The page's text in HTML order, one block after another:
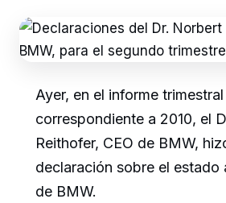
Ayer, en el informe
correspondiente a 2010, el
Reithofer, CEO de BMW,
declaración sobre el estado
de BMW.